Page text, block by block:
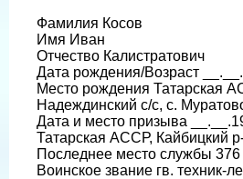
Фамилия Косов
Имя Иван
Отчество Калистратович
Дата рождения/Возраст
Место рождения Татарская
Надеждинский с/с, с.
Дата и место призыва
Татарская АССР, Кайбицкий
Последнее место службы 376
Воинское звание гв. техник-